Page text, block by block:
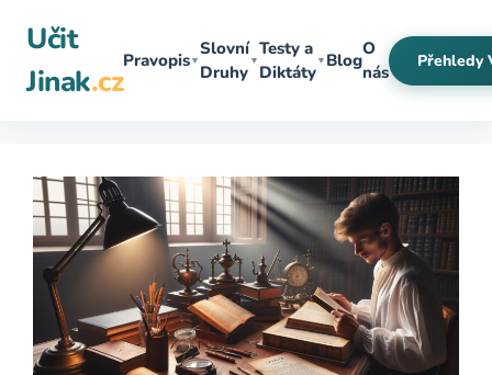
obsah
Učit
Jinak.cz
Pravopis▼
Slovní
Druhy
▼
Testy a
Diktáty
▼ Blog
O
nás
Přehledy